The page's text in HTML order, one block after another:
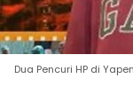
Dua Pencuri HP di